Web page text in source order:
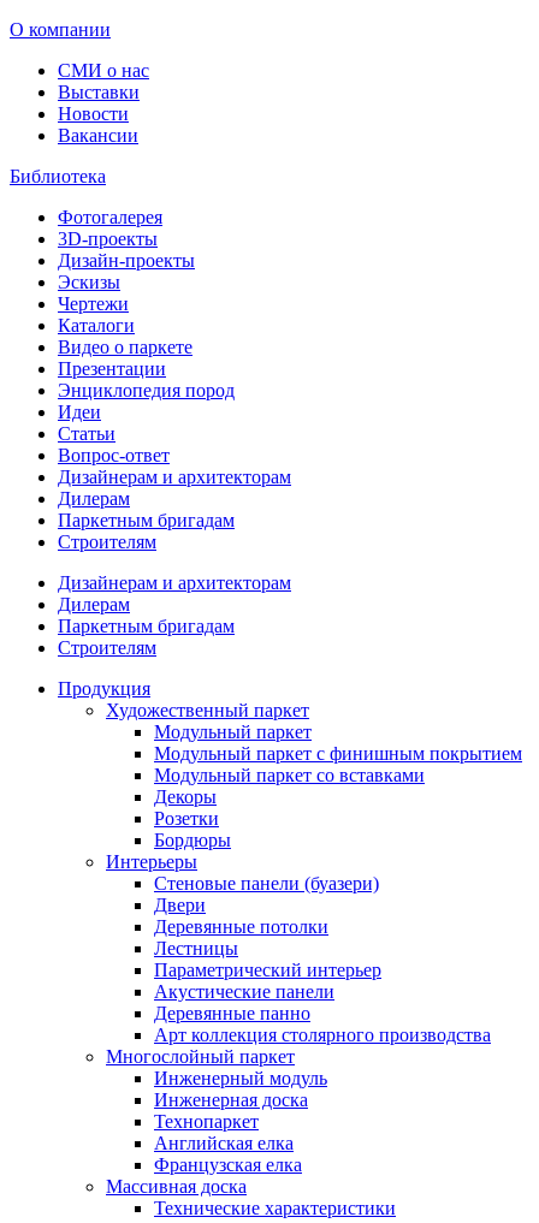
О компании
СМИ о нас
Выставки
Новости
Вакансии
Библиотека
Фотогалерея
3D-проекты
Дизайн-проекты
Эскизы
Чертежи
Каталоги
Видео о паркете
Презентации
Энциклопедия пород
Идеи
Статьи
Вопрос-ответ
Дизайнерам и архитекторам
Дилерам
Паркетным бригадам
Строителям
Дизайнерам и архитекторам
Дилерам
Паркетным бригадам
Строителям
Продукция
Художественный паркет
Модульный паркет
Модульный паркет с финишным покрытием
Модульный паркет со вставками
Декоры
Розетки
Бордюры
Интерьеры
Стеновые панели (буазери)
Двери
Деревянные потолки
Лестницы
Параметрический интерьер
Акустические панели
Деревянные панно
Арт коллекция столярного производства
Многослойный паркет
Инженерный модуль
Инженерная доска
Технопаркет
Английская елка
Французская елка
Массивная доска
Технические характеристики